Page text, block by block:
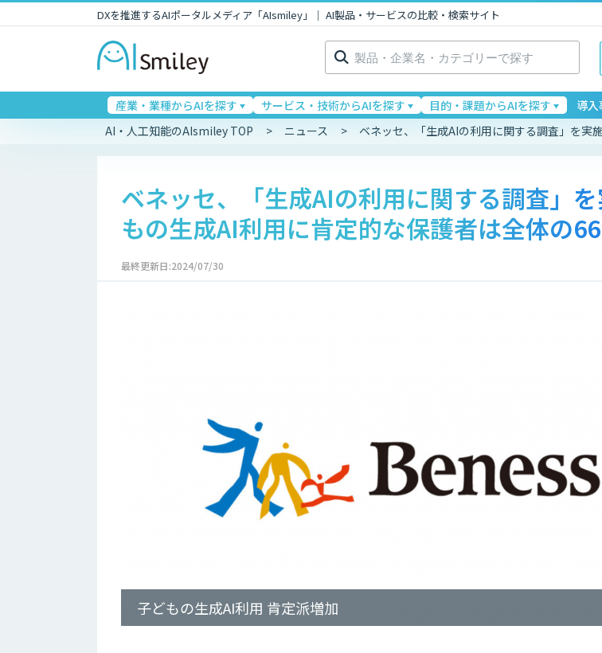
DXを推進するAIポータルメディア「AIsmiley」｜ AI製品・サービスの比較・検索サイト
検
索:
産業・業種からAIを探す サービス・技術からAIを探す 目的・課題からAIを探す 導入
AI・人工知能のAIsmiley TOP ニュース ベネッセ、「生成AIの利用に関する調査」を実
ベネッセ、「生成AIの利用に関する調査」
もの生成AI利用に肯定的な保護者は全体の
最終更新日:2024/07/30
子どもの生成AI利用 肯定派増加